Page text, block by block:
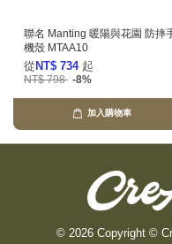
聯名 Manting 暖陽與花園 防摔
機殼 MTAA10
從 NT$ 734 起
NT$ 798 -8%
加入購物車
© 2026 Copyright ©